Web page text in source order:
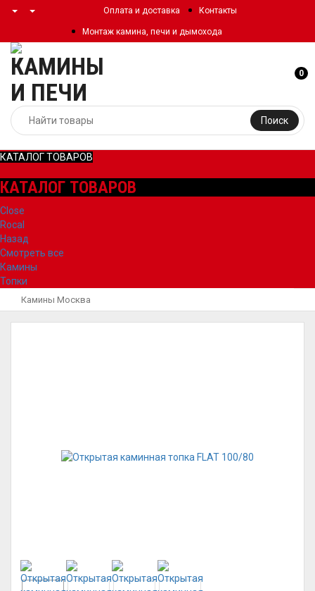
Оплата и доставка Контакты
Монтаж камина, печи и дымохода
Поиск
0
КАТАЛОГ ТОВАРОВ
КАТАЛОГ ТОВАРОВ
Close
Rocal
Назад
Смотреть все
Камины
Топки
Камины Москва